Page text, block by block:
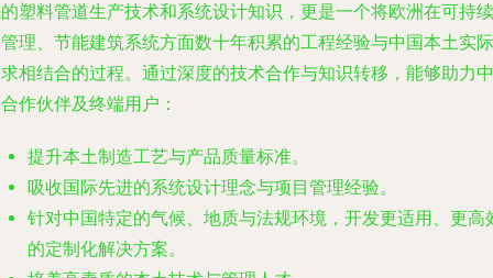
塑料管道生产技术和系统设计知识，更是一个将欧洲在可持续
理、节能建筑系统方面数十年积累的工程经验与中国本土实际
相结合的过程。通过深度的技术合作与知识转移，能够助力中
作伙伴及终端用户：
提升本土制造工艺与产品质量标准。
吸收国际先进的系统设计理念与项目管理经验。
针对中国特定的气候、地质与法规环境，开发更适用、更高
的定制化解决方案。